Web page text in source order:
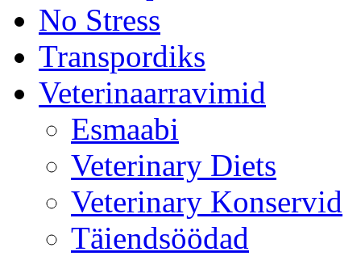
No Stress
Transpordiks
Veterinaarravimid
Esmaabi
Veterinary Diets
Veterinary Konservid
Täiendsöödad